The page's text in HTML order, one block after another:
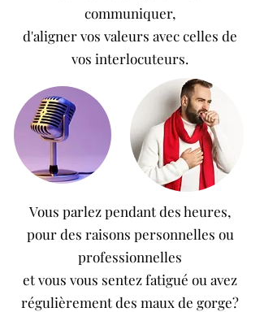
communiquer,
d'aligner vos valeurs avec celles de
vos interlocuteurs.
Vous parlez pendant des heures,
pour des raisons personnelles ou
professionnelles
et vous vous sentez fatigué ou avez
régulièrement des maux de gorge?